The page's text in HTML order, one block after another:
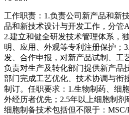
工作职责：1.负责公司新产品和新
品和新技术设计与开发工作，分管
2.建立和健全研发技术管理体系，
明、应用、外观等专利注册保护；
发、合作申报，对新产品试制、工
负责对生产及转化部门提供新产品
部门完成工艺优化、技术协调与衔
制订。任职要求：1.生物制药、细
外经历者优先；2.5年以上细胞制
细胞制备技术包括但不限于：